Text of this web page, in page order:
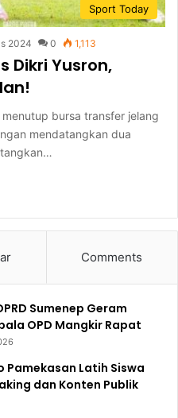
Sport Today
2024 0 1,113
Dikri Yusron,
bursa transfer jelang
mendatangkan dua
Comments
Sumenep Geram
OPD Mangkir Rapat
Pamekasan Latih Siswa
dan Konten Publik